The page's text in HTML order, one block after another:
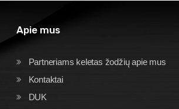
Apie mus
Partneriams keletas žodžių apie mus
Kontaktai
DUK